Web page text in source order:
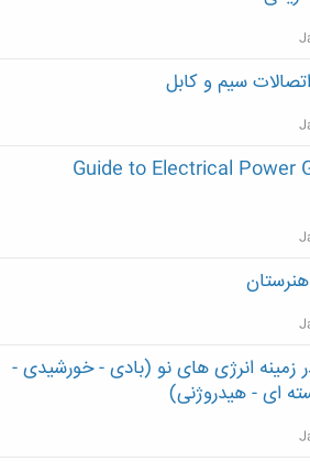
سيم و كابل
Guide to Electrical Power
های 2010 در زمینه انرژی های نو (بادی - خورشیدی -
ای - هیدروژنی)